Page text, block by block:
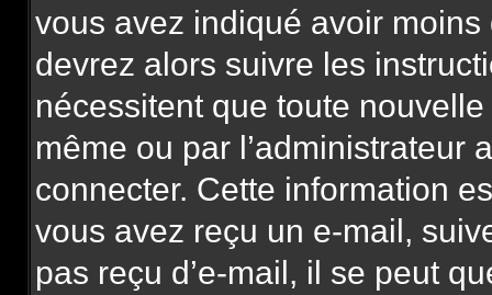
vous avez indiqué avoir
devrez alors suivre les
nécessitent que toute
même ou par l’administrateur
connecter. Cette information
vous avez reçu un e-mail,
pas reçu d’e-mail, il se peut